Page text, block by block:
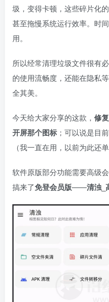
圾，变得卡顿，这些碎片化
甚至拖慢系统运行效率。时
用。
所以经常清理垃圾文件很有
的使用流畅度，还能在隐私
全其美。
今天给大家分享的这款， 修
开屏那个图标 ；可以说是目
（我一直在用，以前为此还
软件原版部分功能需要高级
搞来了免登会员版——清浊_